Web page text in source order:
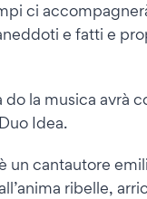
ci
e fatti e
la musica avrà
Idea.
un cantautore
ribelle,